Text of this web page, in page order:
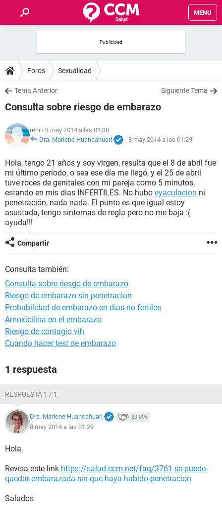
MENU
FOROS
SALUD
NUTRICIÓN
BIENESTAR
SEXUALIDAD
GLOSARIO
Foros Sexualidad
Tema Anterior Siguiente Tema
Consulta sobre riesgo de embarazo
reni - 8 may 2014 a las 01:00
Dra. Marlene Huancahuari
- 8 may 2014 a las 01:29
Hola, tengo 21 años y soy virgen, resulta que el 8 de abril fue
mi último período, o sea ese día me llegó, y el 25 de abril
tuve roces de genitales con mi pareja como 5 minutos,
estando en mis dias INFERTILES. No hubo eyaculacion ni
penetración, nada nada. El punto es que igual estoy
asustada, tengo sintomas de regla pero no me baja :(
ayuda!!!
Compartir
Consulta también:
Consulta sobre riesgo de embarazo
Riesgo de embarazo sin penetracion
Probabilidad de embarazo en dias no fertiles
Amoxicilina en el embarazo
Riesgo de contagio vih
Cuando hacer test de embarazo
1 respuesta
RESPUESTA 1 / 1
Dra. Marlene Huancahuari 29.005
8 may 2014 a las 01:29
Hola,
Revisa este link https://salud.ccm.net/faq/3761-se-puede-
quedar-embarazada-sin-que-haya-habido-penetracion
Saludos